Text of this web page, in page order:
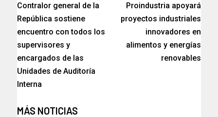
Contralor general de la
República sostiene
encuentro con todos los
supervisores y
encargados de las
Unidades de Auditoría
Interna
Proindustria apoyará
proyectos industriales
innovadores en
alimentos y energías
renovables
MÁS NOTICIAS